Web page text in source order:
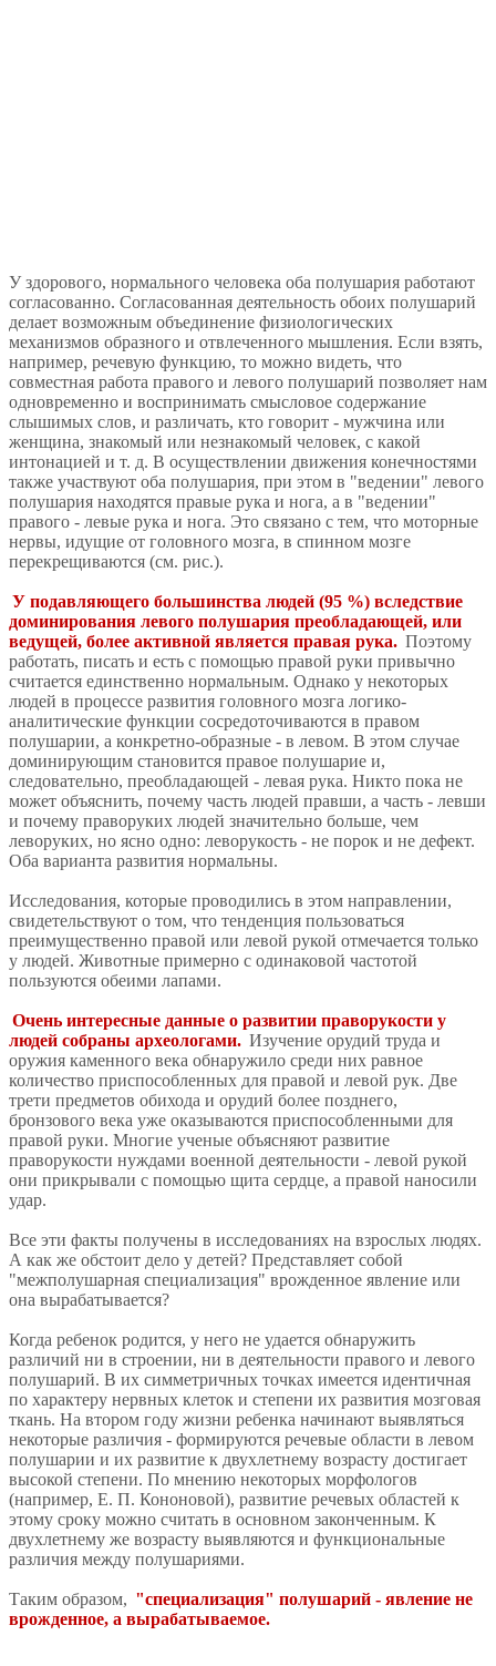
У здорового, нормального человека оба полушария работают
согласованно. Согласованная деятельность обоих полушарий
делает возможным объединение физиологических
механизмов образного и отвлеченного мышления. Если взять,
например, речевую функцию, то можно видеть, что
совместная работа правого и левого полушарий позволяет нам
одновременно и воспринимать смысловое содержание
слышимых слов, и различать, кто говорит - мужчина или
женщина, знакомый или незнакомый человек, с какой
интонацией и т. д. В осуществлении движения конечностями
также участвуют оба полушария, при этом в "ведении" левого
полушария находятся правые рука и нога, а в "ведении"
правого - левые рука и нога. Это связано с тем, что моторные
нервы, идущие от головного мозга, в спинном мозге
перекрещиваются (см. рис.).
У подавляющего большинства людей (95 %) вследствие
доминирования левого полушария преобладающей, или
ведущей, более активной является правая рука. Поэтому
работать, писать и есть с помощью правой руки привычно
считается единственно нормальным. Однако у некоторых
людей в процессе развития головного мозга логико-
аналитические функции сосредоточиваются в правом
полушарии, а конкретно-образные - в левом. В этом случае
доминирующим становится правое полушарие и,
следовательно, преобладающей - левая рука. Никто пока не
может объяснить, почему часть людей правши, а часть - левши
и почему праворуких людей значительно больше, чем
леворуких, но ясно одно: леворукость - не порок и не дефект.
Оба варианта развития нормальны.
Исследования, которые проводились в этом направлении,
свидетельствуют о том, что тенденция пользоваться
преимущественно правой или левой рукой отмечается только
у людей. Животные примерно с одинаковой частотой
пользуются обеими лапами.
Очень интересные данные о развитии праворукости у
людей собраны археологами. Изучение орудий труда и
оружия каменного века обнаружило среди них равное
количество приспособленных для правой и левой рук. Две
трети предметов обихода и орудий более позднего,
бронзового века уже оказываются приспособленными для
правой руки. Многие ученые объясняют развитие
праворукости нуждами военной деятельности - левой рукой
они прикрывали с помощью щита сердце, а правой наносили
удар.
Все эти факты получены в исследованиях на взрослых людях.
А как же обстоит дело у детей? Представляет собой
"межполушарная специализация" врожденное явление или
она вырабатывается?
Когда ребенок родится, у него не удается обнаружить
различий ни в строении, ни в деятельности правого и левого
полушарий. В их симметричных точках имеется идентичная
по характеру нервных клеток и степени их развития мозговая
ткань. На втором году жизни ребенка начинают выявляться
некоторые различия - формируются речевые области в левом
полушарии и их развитие к двухлетнему возрасту достигает
высокой степени. По мнению некоторых морфологов
(например, Е. П. Кононовой), развитие речевых областей к
этому сроку можно считать в основном законченным. К
двухлетнему же возрасту выявляются и функциональные
различия между полушариями.
Таким образом, "специализация" полушарий - явление не
врожденное, а вырабатываемое.